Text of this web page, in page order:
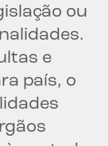
ou
e
país, o